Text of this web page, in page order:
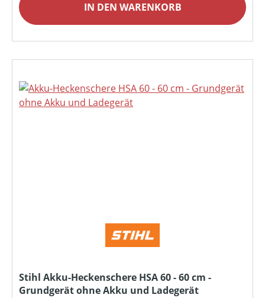
IN DEN WARENKORB
Stihl Akku-Heckenschere HSA 60 - 60 cm -
Grundgerät ohne Akku und Ladegerät